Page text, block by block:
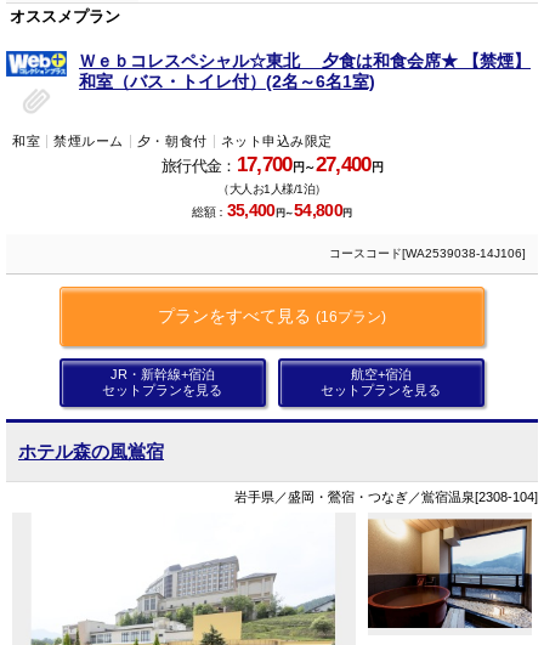
オススメプラン
Ｗｅｂコレスペシャル☆東北 夕食は和食会席★ 【禁煙】
和室（バス・トイレ付）(2名～6名1室)
和室 禁煙ルーム 夕・朝食付 ネット申込み限定
旅行代金： 17,700円～27,400円
（大人お1人様/1泊）
総額： 35,400円～54,800円
コースコード[WA2539038-14J106]
プランをすべて見る (16プラン)
JR・新幹線+宿泊
セットプランを見る
航空+宿泊
セットプランを見る
ホテル森の風鴬宿
岩手県／盛岡・鶯宿・つなぎ／鴬宿温泉[2308-104]